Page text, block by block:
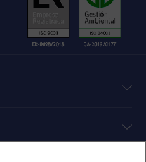
Ref. fabricante: DC-